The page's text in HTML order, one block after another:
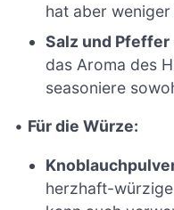
hat aber
Salz und Pfeffer
das Aroma des
seasoniere
• Für die Würze:
herzhaft-